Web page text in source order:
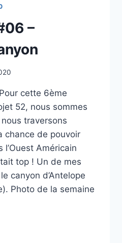
–
cette 6ème
52, nous sommes
traversons
chance de pouvoir
l’Ouest Américain
top ! Un de mes
canyon d’Antelope
Photo de la semaine